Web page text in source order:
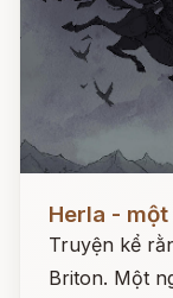
Herla -
Truyện kể
Briton. Một